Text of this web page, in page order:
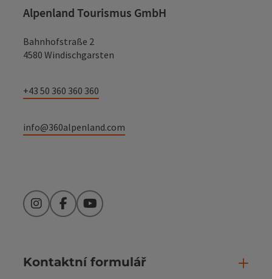
Alpenland Tourismus GmbH
Bahnhofstraße 2
4580 Windischgarsten
+43 50 360 360 360
info@360alpenland.com
InstagramFacebookYouTube
Kontaktní formulář